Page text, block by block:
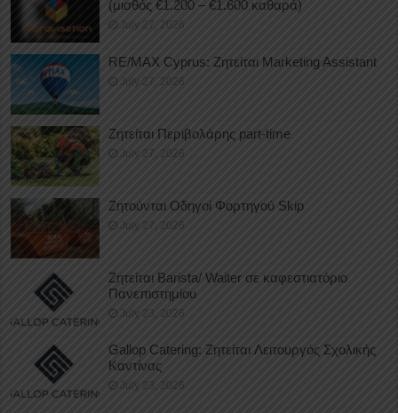
(μισθός €1.200 – €1.600 καθαρά)
July 27, 2026
RE/MAX Cyprus: Ζητείται Marketing Assistant
July 27, 2026
Ζητείται Περιβολάρης part-time
July 27, 2026
Ζητούνται Οδηγοί Φορτηγού Skip
July 27, 2026
Ζητείται Barista/ Waiter σε καφεστιατόριο
Πανεπιστημίου
July 23, 2026
Gallop Catering: Ζητείται Λειτουργός Σχολικής
Καντίνας
July 23, 2026